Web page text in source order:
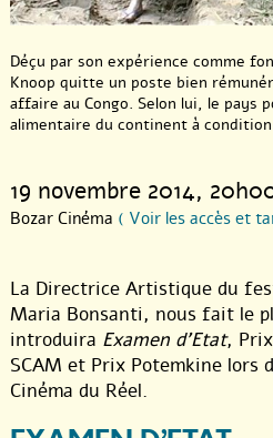
Déçu par son expérience comme
Knoop quitte un poste bien
affaire au Congo. Selon lui, le pays
alimentaire du continent à
19 novembre 2014,
Bozar Cinéma ( Voir les accès et
La Directrice Artistique du
Maria Bonsanti, nous fait le
introduira Examen d’Etat,
SCAM et Prix Potemkine lors
Cinéma du Réel.